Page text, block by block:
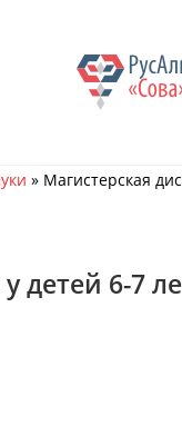
» Магистерская
детей 6-7